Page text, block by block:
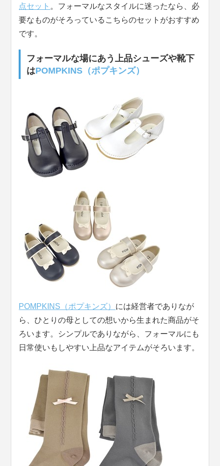
点セット 。フォーマルなスタイルに迷ったなら、必
要なものがそろっているこちらのセットがおすすめ
です。
フォーマルな場にあう上品シューズや靴下
はPOMPKINS（ポプキンズ）
POMPKINS（ポプキンズ） には経営者でありなが
ら、ひとりの母としての想いから生まれた商品がそ
ろいます。シンプルでありながら、フォーマルにも
日常使いもしやすい上品なアイテムがそろいます。